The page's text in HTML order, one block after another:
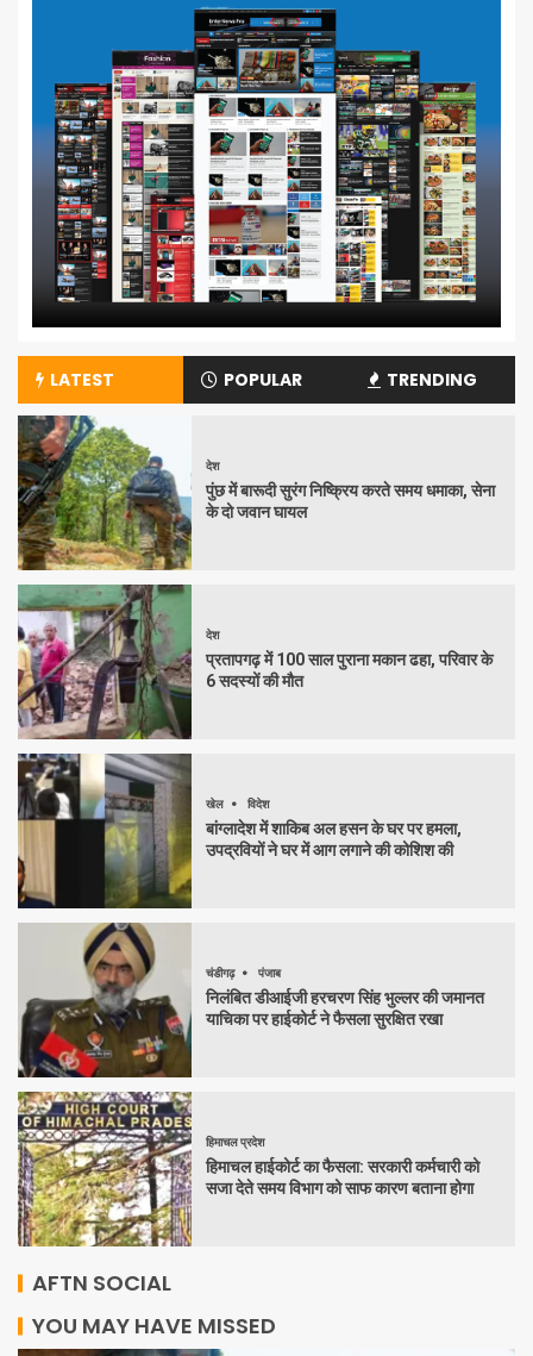
LATEST POPULAR TRENDING
देश
पुंछ में बारूदी सुरंग निष्क्रिय करते समय धमाका, सेना
के दो जवान घायल
देश
प्रतापगढ़ में 100 साल पुराना मकान ढहा, परिवार के
6 सदस्यों की मौत
खेल विदेश
बांग्लादेश में शाकिब अल हसन के घर पर हमला,
उपद्रवियों ने घर में आग लगाने की कोशिश की
चंडीगढ़ पंजाब
निलंबित डीआईजी हरचरण सिंह भुल्लर की जमानत
याचिका पर हाईकोर्ट ने फैसला सुरक्षित रखा
हिमाचल प्रदेश
हिमाचल हाईकोर्ट का फैसला: सरकारी कर्मचारी को
सजा देते समय विभाग को साफ कारण बताना होगा
AFTN SOCIAL
YOU MAY HAVE MISSED